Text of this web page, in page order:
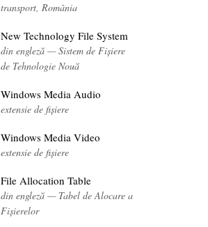
transport, România
New Technology File System
din engleză — Sistem de Fișiere
de Tehnologie Nouă
Windows Media Audio
extensie de fișiere
Windows Media Video
extensie de fișiere
File Allocation Table
din engleză — Tabel de Alocare a
Fișierelor